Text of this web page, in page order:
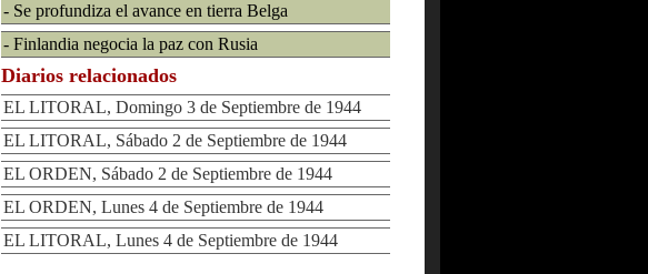
- Se profundiza el avance en tierra Belga
- Finlandia negocia la paz con Rusia
Diarios relacionados
EL LITORAL, Domingo 3 de Septiembre de 1944
EL LITORAL, Sábado 2 de Septiembre de 1944
EL ORDEN, Sábado 2 de Septiembre de 1944
EL ORDEN, Lunes 4 de Septiembre de 1944
EL LITORAL, Lunes 4 de Septiembre de 1944